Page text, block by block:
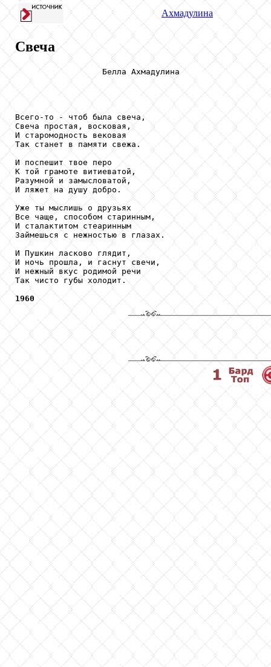
Ахмадулина
Свеча
                  Белла Ахмадулина
Всего-то - чтоб была свеча,
Свеча простая, восковая,
И старомодность вековая
Так станет в памяти свежа.
И поспешит твое перо
К той грамоте витиеватой,
Разумной и замысловатой,
И ляжет на душу добро.
Уже ты мыслишь о друзьях
Все чаще, способом старинным,
И сталактитом стеаринным
Займешься с нежностью в глазах.
И Пушкин ласково глядит,
И ночь прошла, и гаснут свечи,
И нежный вкус родимой речи
Так чисто губы холодит.
1960